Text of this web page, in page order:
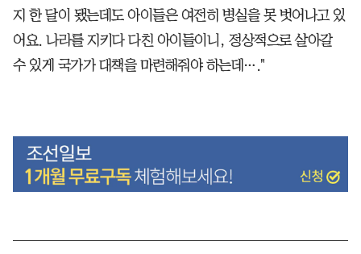
지 한 달이 됐는데도 아이들은 여전히 병실을 못 벗어나고 있
어요. 나라를 지키다 다친 아이들이니, 정상적으로 살아갈
수 있게 국가가 대책을 마련해줘야 하는데…."